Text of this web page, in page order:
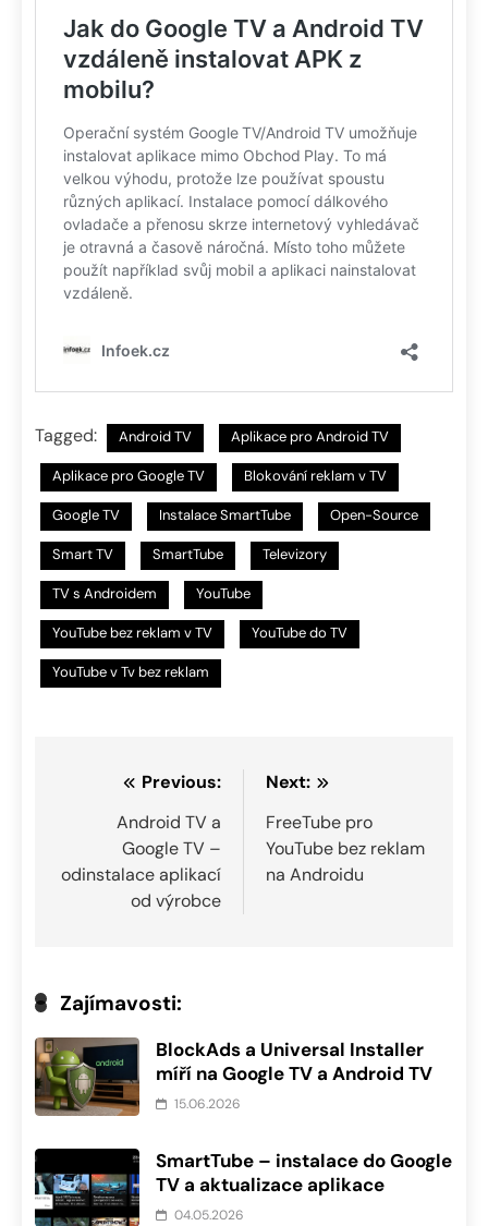
Tagged: Android TV Aplikace pro Android TV
Aplikace pro Google TV Blokování reklam v TV
Google TV Instalace SmartTube Open-Source
Smart TV SmartTube Televizory
TV s Androidem YouTube
YouTube bez reklam v TV YouTube do TV
YouTube v Tv bez reklam
Navigace
příspěvek
Previous:
Android TV a
Google TV –
odinstalace aplikací
od výrobce
Next:
FreeTube pro
YouTube bez reklam
na Androidu
Zajímavosti:
BlockAds a Universal Installer
míří na Google TV a Android TV
15.06.2026
SmartTube – instalace do Google
TV a aktualizace aplikace
04.05.2026